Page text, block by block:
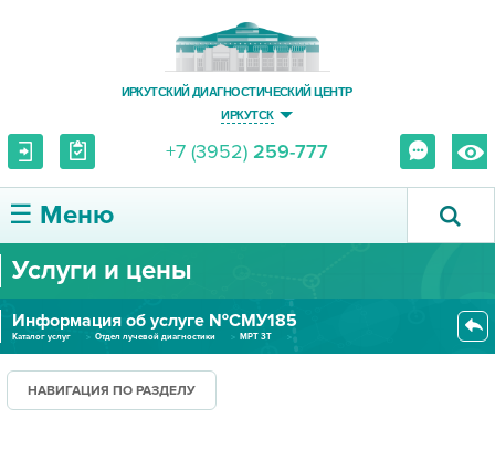
ИРКУТСКИЙ ДИАГНОСТИЧЕСКИЙ ЦЕНТР
ИРКУТСК
+7 (3952) 259-777
☰ Меню
О ЦЕНТРЕ
УСЛУГИ И ЦЕНЫ
ПАЦИЕНТУ
Услуги и цены
Информация об услуге №СМУ185
Каталог услуг Отдел лучевой диагностики
МРТ 3Т
НАВИГАЦИЯ ПО РАЗДЕЛУ